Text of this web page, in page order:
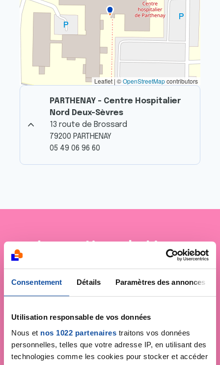
Consentement Détails Paramètres des annonces
Utilisation responsable de vos données
Nous et nos 1022 partenaires traitons vos données
personnelles, telles que votre adresse IP, en utilisant des
technologies comme les cookies pour stocker et accéder
Leaflet | ©OpenStreetMapcontributors
PARTHENAY - Centre Hospitalier
Nord Deux-Sèvres
13 route de Brossard
79200 PARTHENAY
05 49 06 96 60
la Ligue
contre le cancer